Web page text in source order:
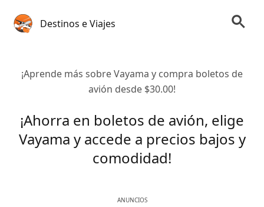
Destinos e Viajes
¡Aprende más sobre Vayama y compra boletos de
avión desde $30.00!
¡Ahorra en boletos de avión, elige
Vayama y accede a precios bajos y
comodidad!
ANUNCIOS